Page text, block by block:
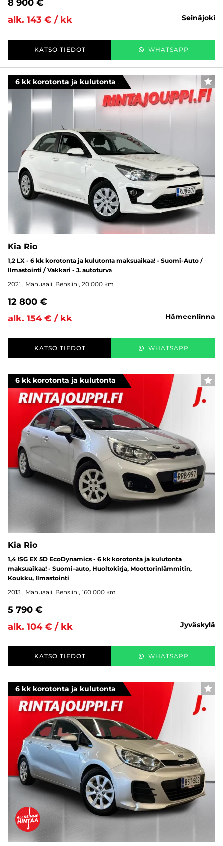
8 900 €
alk. 143 € / kk
seinäjoki
KATSO TIEDOT WHATSAPP
6 kk korotonta ja kulutonta
Kia Rio
1,2 LX - 6 kk korotonta ja kulutonta maksuaikaa! - Suomi-Auto /
Ilmastointi / Vakkari - J. autoturva
2021 , Manuaali, Bensiini, 20 000 km
12 800 €
alk. 154 € / kk
hämeenlinna
KATSO TIEDOT WHATSAPP
6 kk korotonta ja kulutonta
Kia Rio
1,4 ISG EX 5D EcoDynamics - 6 kk korotonta ja kulutonta
maksuaikaa! - Suomi-auto, Huoltokirja, Moottorinlämmitin,
Koukku, Ilmastointi
2013 , Manuaali, Bensiini, 160 000 km
5 790 €
alk. 104 € / kk
jyväskylä
KATSO TIEDOT WHATSAPP
6 kk korotonta ja kulutonta